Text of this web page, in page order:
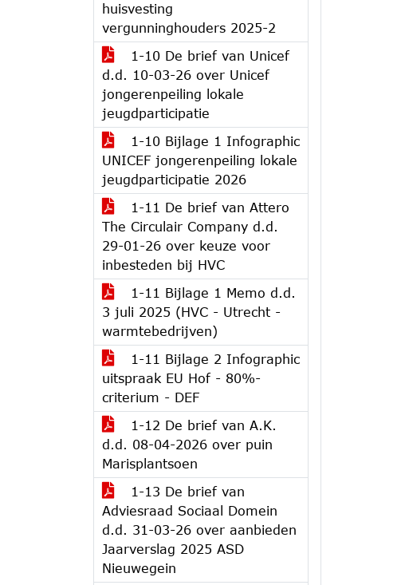
huisvesting
vergunninghouders 2025-2
1-10 De brief van Unicef
d.d. 10-03-26 over Unicef
jongerenpeiling lokale
jeugdparticipatie
1-10 Bijlage 1 Infographic
UNICEF jongerenpeiling lokale
jeugdparticipatie 2026
1-11 De brief van Attero
The Circulair Company d.d.
29-01-26 over keuze voor
inbesteden bij HVC
1-11 Bijlage 1 Memo d.d.
3 juli 2025 (HVC - Utrecht -
warmtebedrijven)
1-11 Bijlage 2 Infographic
uitspraak EU Hof - 80%-
criterium - DEF
1-12 De brief van A.K.
d.d. 08-04-2026 over puin
Marisplantsoen
1-13 De brief van
Adviesraad Sociaal Domein
d.d. 31-03-26 over aanbieden
Jaarverslag 2025 ASD
Nieuwegein